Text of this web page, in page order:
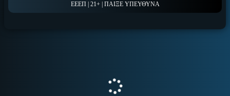
ΕΕΕΠ | 21+ | ΠΑΙΞΕ ΥΠΕΥΘΥΝΑ